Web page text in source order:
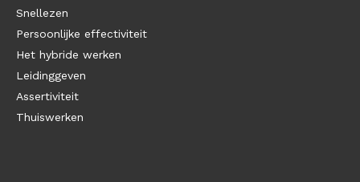
Snellezen
Persoonlijke effectiviteit
Het hybride werken
Leidinggeven
Assertiviteit
Thuiswerken